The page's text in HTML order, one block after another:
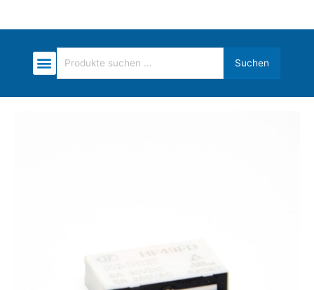
Suchen
nach:
Suchen